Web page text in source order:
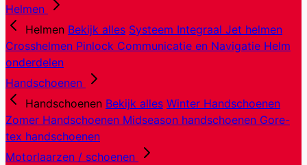
Helmen
Helmen Bekijk alles Systeem Integraal Jet helmen
Crosshelmen Pinlock Communicatie en Navigatie Helm
onderdelen
Handschoenen
Handschoenen Bekijk alles Winter Handschoenen
Zomer Handschoenen Midseason handschoenen Gore-
tex handschoenen
Motorlaarzen / schoenen